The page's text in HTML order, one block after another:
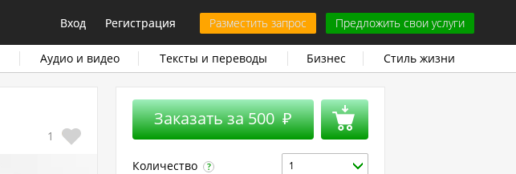
Вход Регистрация Разместить запрос Предложить свои услуги
Аудио и видео Тексты и переводы Бизнес Стиль жизни
1
Заказать за500 ₽
Количество ? 1